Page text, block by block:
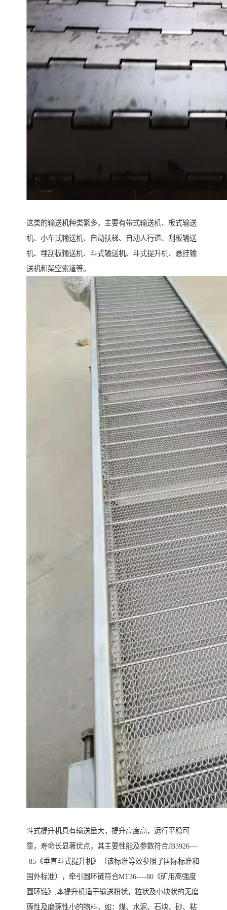
这类的输送机种类繁多，主要有带式输送机、板式输送
机、小车式输送机、自动扶梯、自动人行道、刮板输送
机、埋刮板输送机、斗式输送机、斗式提升机、悬挂输
送机和架空索道等。
斗式提升机具有输送量大，提升高度高，运行平稳可
靠，寿命长显著优点，其主要性能及参数符合JB3926---
-85《垂直斗式提升机》（该标准等效参照了国际标准和
国外标准），牵引圆环链符合MT36----80《矿用高强度
圆环链》,本提升机适于输送粉状，粒状及小块状的无磨
琢性及磨琢性小的物料，如：煤、水泥、石块、砂、粘